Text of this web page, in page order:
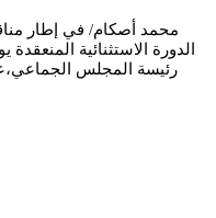
محمد أصكام/ في إطار
رئيسة المجلس